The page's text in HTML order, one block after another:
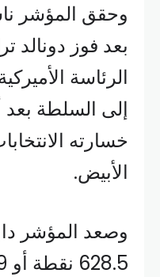
وحقق المؤشر
بعد فوز دونالد
إلى السلطة
خسارته
الأبيض.
وصعد المؤشر